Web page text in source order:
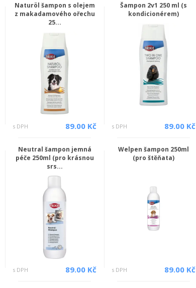
Naturöl šampon s olejem
z makadamového ořechu
25...
s DPH 89.00 Kč
Šampon 2v1 250 ml (s
kondicionérem)
s DPH 89.00 Kč
Neutral šampon jemná
péče 250ml (pro krásnou
srs...
s DPH 89.00 Kč
Welpen šampon 250ml
(pro štěňata)
s DPH 89.00 Kč